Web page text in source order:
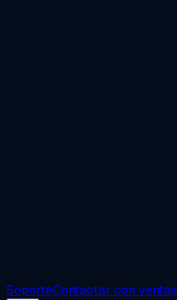
SoporteContactar con ventas